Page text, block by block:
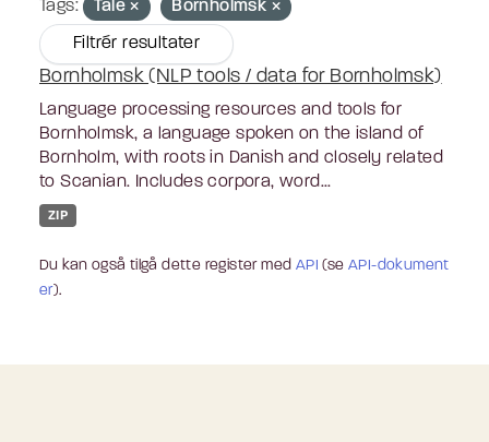
Tags: Tale Bornholmsk
Filtrér resultater
Bornholmsk (NLP tools / data for Bornholmsk)
Language processing resources and tools for
Bornholmsk, a language spoken on the island of
Bornholm, with roots in Danish and closely related
to Scanian. Includes corpora, word...
ZIP
Du kan også tilgå dette register med API (seAPI-dokument
er).